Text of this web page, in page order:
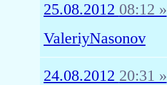
25.08.2012 08:12 »
ValeriyNasonov
24.08.2012 20:31 »